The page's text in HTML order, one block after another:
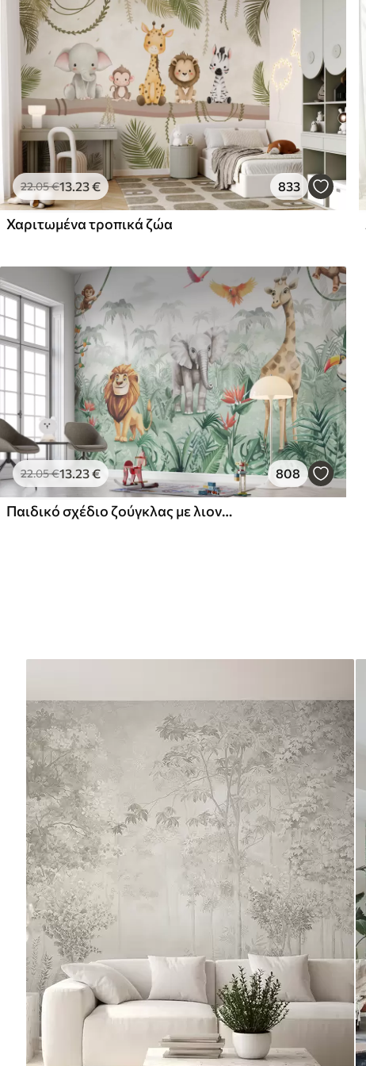
22.05€13.23€ 833
Χαριτωμένα τροπικά ζώα
22.05€13.23€ 808
Παιδικό σχέδιο ζούγκλας με λιοντάρι, καμηλοπάρδαλη, ελέφαντα και παπαγάλους